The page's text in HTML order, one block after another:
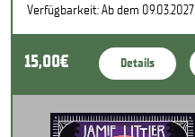
Verfügbarkeit: Ab dem 09.03.2027
15,00€ Details